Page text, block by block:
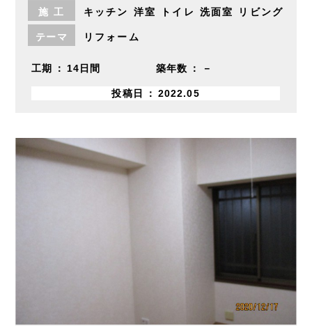
施 工 キッチン 洋室 トイレ 洗面室 リビング
テーマ リフォーム
工期 14日間 築年数 －
投稿日 2022.05